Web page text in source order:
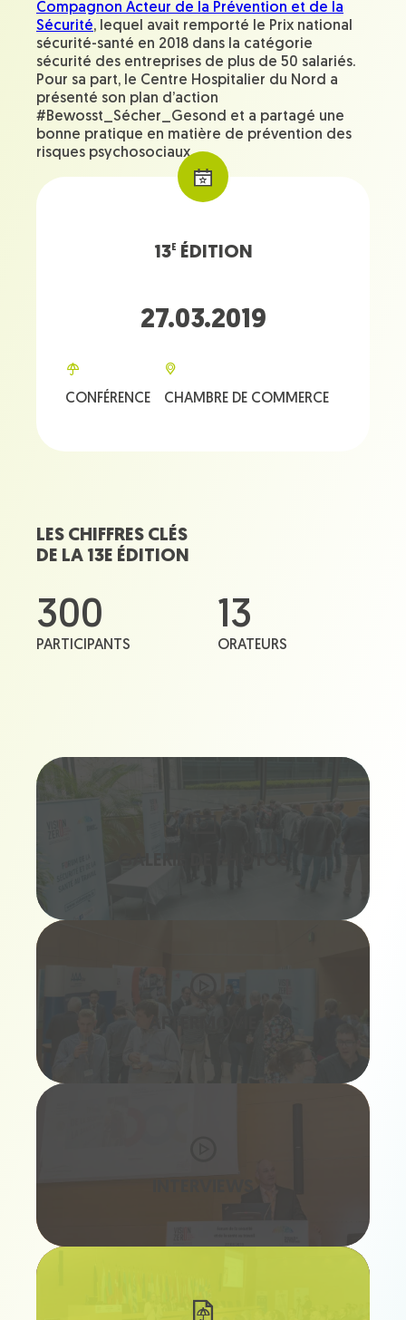
Compagnon Acteur de la Prévention et de la
Sécurité, lequel avait remporté le Prix national
sécurité-santé en 2018 dans la catégorie
sécurité des entreprises de plus de 50 salariés.
Pour sa part, le Centre Hospitalier du Nord a
présenté son plan d’action
#Bewosst_Sécher_Gesond et a partagé une
bonne pratique en matière de prévention des
risques psychosociaux.
13 E ÉDITION
27.03.2019
CONFÉRENCE CHAMBRE DE COMMERCE
LES CHIFFRES CLÉS
DE LA 13E ÉDITION
300
PARTICIPANTS
13
ORATEURS